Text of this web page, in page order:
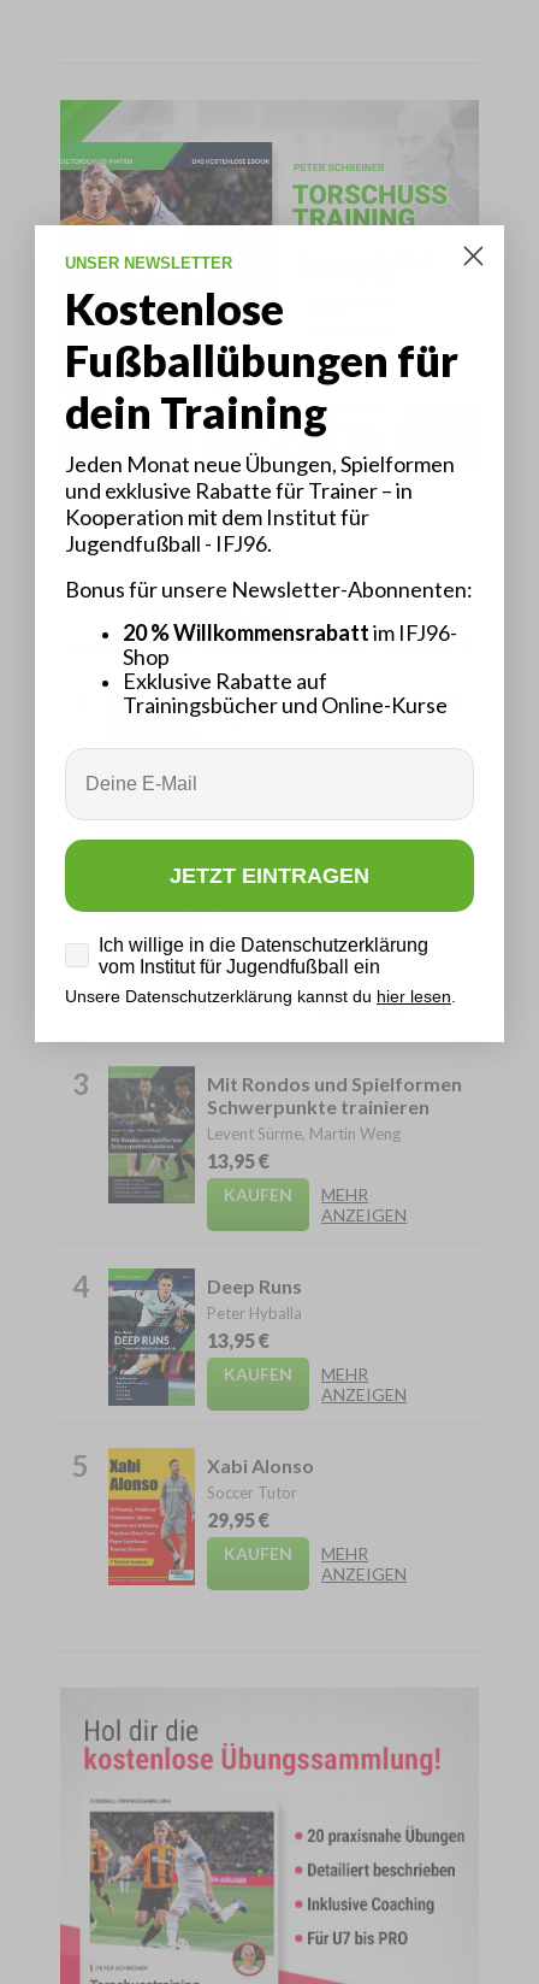
Ermittelt in Kooperation mit dem Institut für Jugendfußball
Rondos aus defensiver Sicht
13,95 €
Das Trainings-System hinter
13,95 €
KAUFEN
MEHR
3
Mit Rondos und Spielformen
Schwerpunkte trainieren
Levent Sürme, Martin Weng
13,95 €
KAUFEN
MEHR
ANZEIGEN
4 Deep Runs
Peter Hyballa
13,95 €
KAUFEN
MEHR
ANZEIGEN
5 Xabi Alonso
Soccer Tutor
29,95 €
KAUFEN
MEHR
ANZEIGEN
UNSER NEWSLETTER
Kostenlose
Fußballübungen für
dein Training
Jeden Monat neue Übungen, Spielformen
und exklusive Rabatte für Trainer – in
Kooperation mit dem Institut für
Jugendfußball - IFJ96.
Bonus für unsere Newsletter-Abonnenten:
20 % Willkommensrabattim IFJ96-
Shop
Exklusive Rabatte auf
Trainingsbücher und Online-Kurse
Email
JETZT EINTRAGEN
Datenschutz
Ich willige in die Datenschutzerklärung
vom Institut für Jugendfußball ein
Unsere Datenschutzerklärung kannst du hier lesen